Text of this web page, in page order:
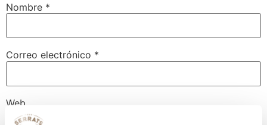
Nombre *
Correo electrónico *
Web